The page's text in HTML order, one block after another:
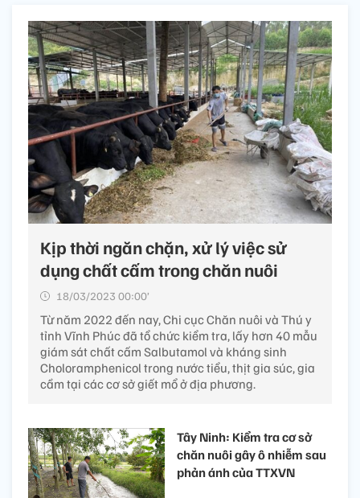
Kịp thời ngăn chặn, xử lý việc sử
dụng chất cấm trong chăn nuôi
18/03/2023 00:00’
Từ năm 2022 đến nay, Chi cục Chăn nuôi và Thú y
tỉnh Vĩnh Phúc đã tổ chức kiểm tra, lấy hơn 40 mẫu
giám sát chất cấm Salbutamol và kháng sinh
Choloramphenicol trong nước tiểu, thịt gia súc, gia
cầm tại các cơ sở giết mổ ở địa phương.
Tây Ninh: Kiểm tra cơ sở
chăn nuôi gây ô nhiễm sau
phản ánh của TTXVN